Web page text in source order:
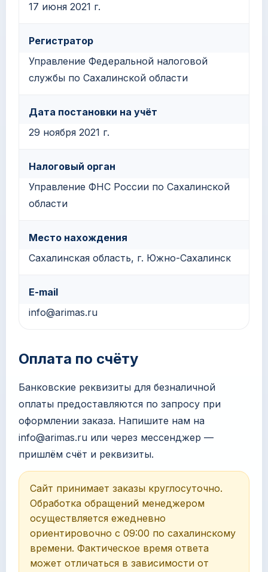
17 июня 2021 г.
Регистратор
Управление Федеральной налоговой
службы по Сахалинской области
Дата постановки на учёт
29 ноября 2021 г.
Налоговый орган
Управление ФНС России по Сахалинской
области
Место нахождения
Сахалинская область, г. Южно-Сахалинск
E-mail
info@arimas.ru
Оплата по счёту
Банковские реквизиты для безналичной
оплаты предоставляются по запросу при
оформлении заказа. Напишите нам на
info@arimas.ru или через мессенджер —
пришлём счёт и реквизиты.
Сайт принимает заказы круглосуточно.
Обработка обращений менеджером
осуществляется ежедневно
ориентировочно с 09:00 по сахалинскому
времени. Фактическое время ответа
может отличаться в зависимости от